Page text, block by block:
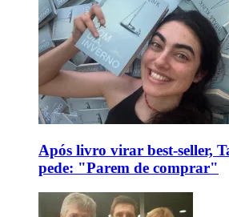
Após livro virar best-seller,
pede: "Parem de comprar"